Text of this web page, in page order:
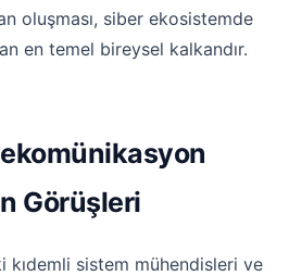
oluşması, siber ekosistemde
en temel bireysel kalkandır.
Görüşleri
kıdemli sistem mühendisleri ve